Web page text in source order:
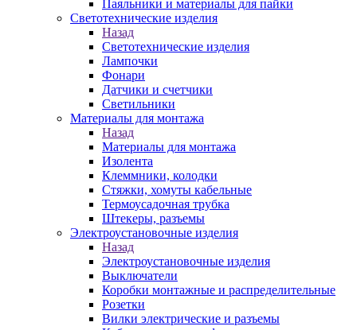
Паяльники и материалы для пайки
Светотехнические изделия
Назад
Светотехнические изделия
Лампочки
Фонари
Датчики и счетчики
Светильники
Материалы для монтажа
Назад
Материалы для монтажа
Изолента
Клеммники, колодки
Стяжки, хомуты кабельные
Термоусадочная трубка
Штекеры, разъемы
Электроустановочные изделия
Назад
Электроустановочные изделия
Выключатели
Коробки монтажные и распределительные
Розетки
Вилки электрические и разъемы